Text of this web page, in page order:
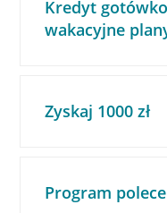
Kredyt
wakacyjne
Zyskaj 1000 zł
Program